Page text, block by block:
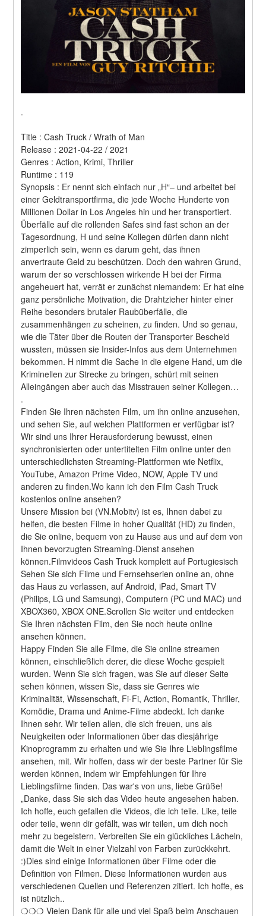
.
Title : Cash Truck / Wrath of Man
Release : 2021-04-22 / 2021
Genres : Action, Krimi, Thriller
Runtime : 119
Synopsis : Er nennt sich einfach nur „H“– und arbeitet bei
einer Geldtransportfirma, die jede Woche Hunderte von
Millionen Dollar in Los Angeles hin und her transportiert.
Überfälle auf die rollenden Safes sind fast schon an der
Tagesordnung, H und seine Kollegen dürfen dann nicht
zimperlich sein, wenn es darum geht, das ihnen
anvertraute Geld zu beschützen. Doch den wahren Grund,
warum der so verschlossen wirkende H bei der Firma
angeheuert hat, verrät er zunächst niemandem: Er hat eine
ganz persönliche Motivation, die Drahtzieher hinter einer
Reihe besonders brutaler Raubüberfälle, die
zusammenhängen zu scheinen, zu finden. Und so genau,
wie die Täter über die Routen der Transporter Bescheid
wussten, müssen sie Insider-Infos aus dem Unternehmen
bekommen. H nimmt die Sache in die eigene Hand, um die
Kriminellen zur Strecke zu bringen, schürt mit seinen
Alleingängen aber auch das Misstrauen seiner Kollegen…
.
Finden Sie Ihren nächsten Film, um ihn online anzusehen,
und sehen Sie, auf welchen Plattformen er verfügbar ist?
Wir sind uns Ihrer Herausforderung bewusst, einen
synchronisierten oder untertitelten Film online unter den
unterschiedlichsten Streaming-Plattformen wie Netflix,
YouTube, Amazon Prime Video, NOW, Apple TV und
anderen zu finden.Wo kann ich den Film Cash Truck
kostenlos online ansehen?
Unsere Mission bei (VN.Mobitv) ist es, Ihnen dabei zu
helfen, die besten Filme in hoher Qualität (HD) zu finden,
die Sie online, bequem von zu Hause aus und auf dem von
Ihnen bevorzugten Streaming-Dienst ansehen
können.Filmvideos Cash Truck komplett auf Portugiesisch
Sehen Sie sich Filme und Fernsehserien online an, ohne
das Haus zu verlassen, auf Android, iPad, Smart TV
(Philips, LG und Samsung), Computern (PC und MAC) und
XBOX360, XBOX ONE.Scrollen Sie weiter und entdecken
Sie Ihren nächsten Film, den Sie noch heute online
ansehen können.
Happy Finden Sie alle Filme, die Sie online streamen
können, einschließlich derer, die diese Woche gespielt
wurden. Wenn Sie sich fragen, was Sie auf dieser Seite
sehen können, wissen Sie, dass sie Genres wie
Kriminalität, Wissenschaft, Fi-Fi, Action, Romantik, Thriller,
Komödie, Drama und Anime-Filme abdeckt. Ich danke
Ihnen sehr. Wir teilen allen, die sich freuen, uns als
Neuigkeiten oder Informationen über das diesjährige
Kinoprogramm zu erhalten und wie Sie Ihre Lieblingsfilme
ansehen, mit. Wir hoffen, dass wir der beste Partner für Sie
werden können, indem wir Empfehlungen für Ihre
Lieblingsfilme finden. Das war's von uns, liebe Grüße!
„Danke, dass Sie sich das Video heute angesehen haben.
Ich hoffe, euch gefallen die Videos, die ich teile. Like, teile
oder teile, wenn dir gefällt, was wir teilen, um dich noch
mehr zu begeistern. Verbreiten Sie ein glückliches Lächeln,
damit die Welt in einer Vielzahl von Farben zurückkehrt.
:)Dies sind einige Informationen über Filme oder die
Definition von Filmen. Diese Informationen wurden aus
verschiedenen Quellen und Referenzen zitiert. Ich hoffe, es
ist nützlich..
❍❍❍ Vielen Dank für alle und viel Spaß beim Anschauen